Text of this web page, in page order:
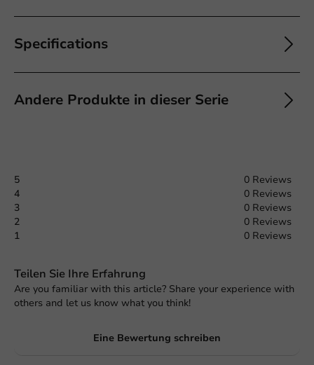
Specifications
Andere Produkte in dieser Serie
5
0 Reviews
4
0 Reviews
3
0 Reviews
2
0 Reviews
1
0 Reviews
Teilen Sie Ihre Erfahrung
Are you familiar with this article? Share your experience with
others and let us know what you think!
Eine Bewertung schreiben